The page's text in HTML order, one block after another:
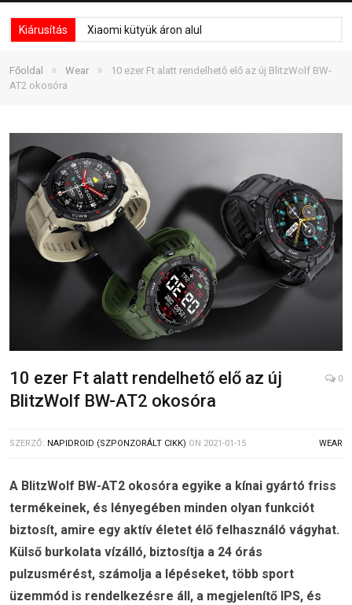
Kiárusítás Xiaomi kütyük áron alul
Főoldal » Wear »
10 ezer Ft alatt rendelhető elő az új BlitzWolf BW-
AT2 okosóra
10 ezer Ft alatt rendelhető elő az új
BlitzWolf BW-AT2 okosóra
0
SZERZŐ: NAPIDROID (SZPONZORÁLT CIKK) ON 2021-01-15 WEAR
A BlitzWolf BW-AT2 okosóra egyike a kínai gyártó friss
termékeinek, és lényegében minden olyan funkciót
biztosít, amire egy aktív életet élő felhasználó vágyhat.
Külső burkolata vízálló, biztosítja a 24 órás
pulzusmérést, számolja a lépéseket, több sport
üzemmód is rendelkezésre áll, a megjelenítő IPS, és